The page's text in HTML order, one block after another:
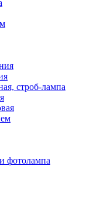
строб-лампа
фотолампа